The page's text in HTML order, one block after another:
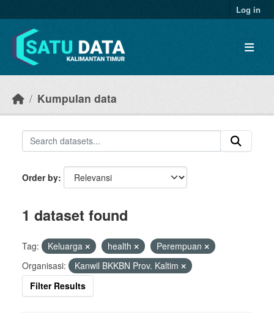
Log in
Kumpulan data
Order by
1 dataset found
Tag: Keluarga health
Perempuan
Organisasi:
Kanwil BKKBN Prov. Kaltim
Filter Results